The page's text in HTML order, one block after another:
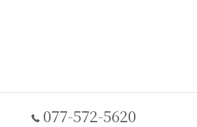
077-572-5620